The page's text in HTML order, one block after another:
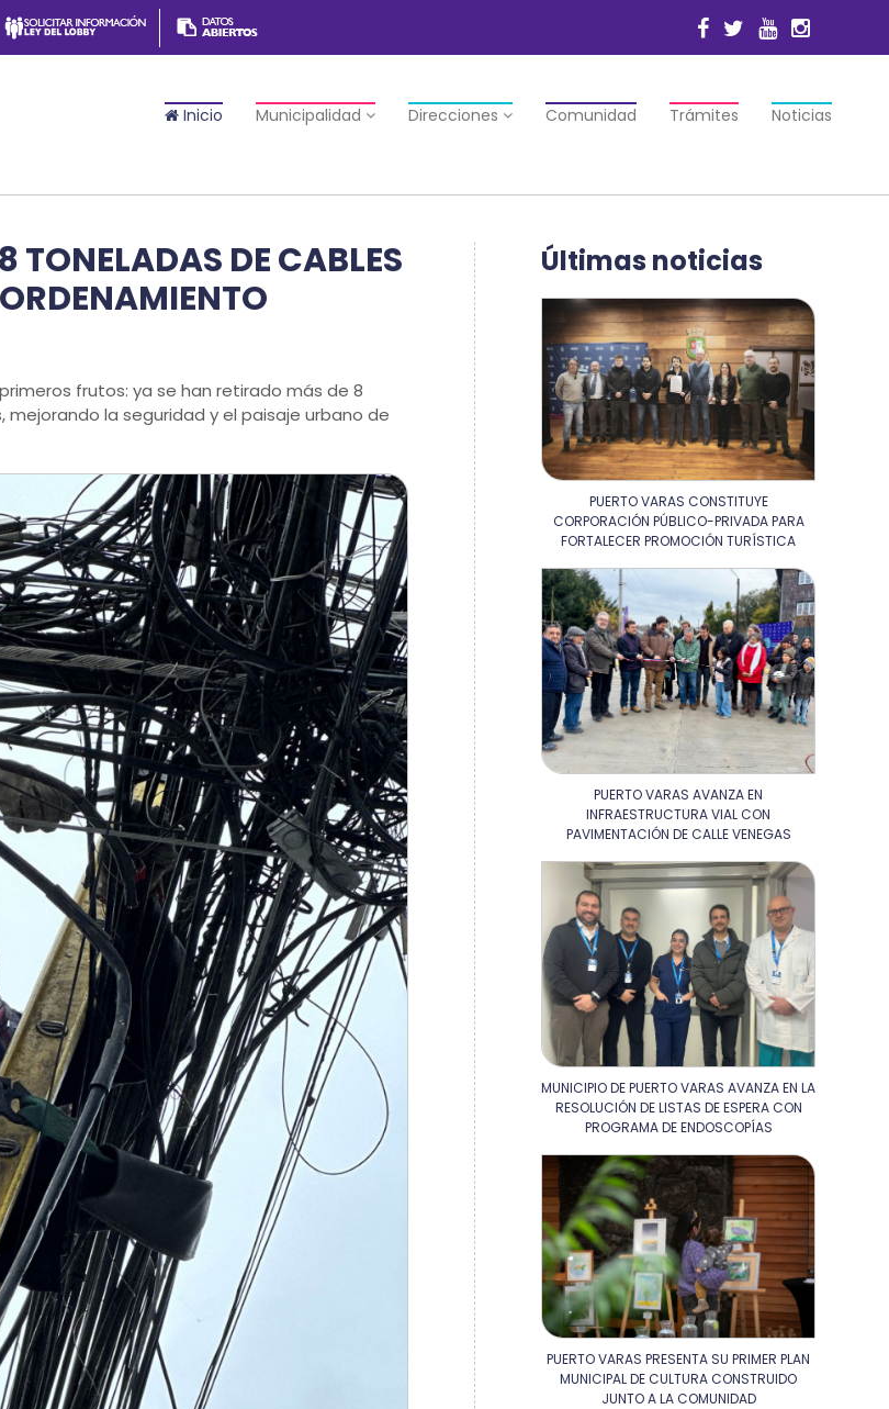
Inicio Municipalidad Direcciones Comunidad Trámites Noticias
TONELADAS DE CABLES
frutos: ya se han retirado más de 8
la seguridad y el paisaje urbano de
Últimas noticias
PUERTO VARAS CONSTITUYE
CORPORACIÓN PÚBLICO-PRIVADA PARA
FORTALECER PROMOCIÓN TURÍSTICA
PUERTO VARAS AVANZA EN
INFRAESTRUCTURA VIAL CON
PAVIMENTACIÓN DE CALLE VENEGAS
MUNICIPIO DE PUERTO VARAS AVANZA EN LA
RESOLUCIÓN DE LISTAS DE ESPERA CON
PROGRAMA DE ENDOSCOPÍAS
PUERTO VARAS PRESENTA SU PRIMER PLAN
MUNICIPAL DE CULTURA CONSTRUIDO
JUNTO A LA COMUNIDAD